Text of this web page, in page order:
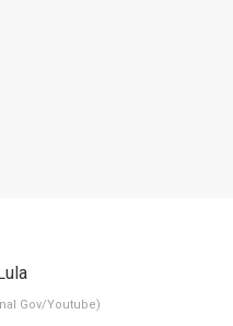
Gov/Youtube)